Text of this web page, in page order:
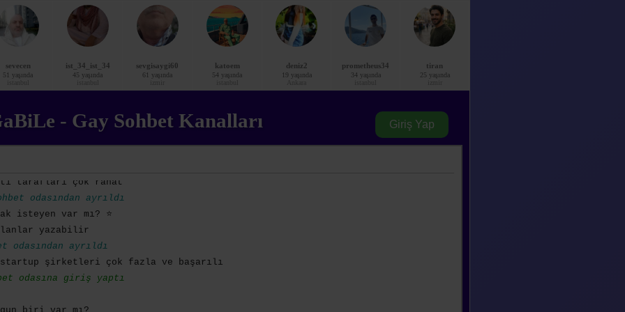
sevecen
51 yaşında
ist_34_ist_34
45 yaşında
sevgisaygi60
61 yaşında
katoem
54 yaşında
deniz2
19 yaşında
prometheus34
34 yaşında
tiran
25 yaşında
- Gay Sohbet Kanalları Giriş Yap
katıldım ☀️
zaman
akşam Adana'nun çevresinde bir bisiklet turu yaptım, hava çok güzeldi ve çok
26-35 yaş arası arkadaş arıyorum
arayan var mı? 💜
bağlantısı koptu
tarafları çok rahat
odasından ayrıldı
isteyen var mı? ⭐
yazabilir
ayrıldı
startup şirketleri çok fazla ve başarılı
odasına giriş yaptı